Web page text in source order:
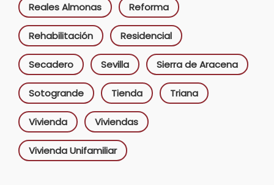
Reales Almonas Reforma
Rehabilitación Residencial
Secadero Sevilla Sierra de Aracena
Sotogrande Tienda Triana
Vivienda Viviendas
Vivienda Unifamiliar